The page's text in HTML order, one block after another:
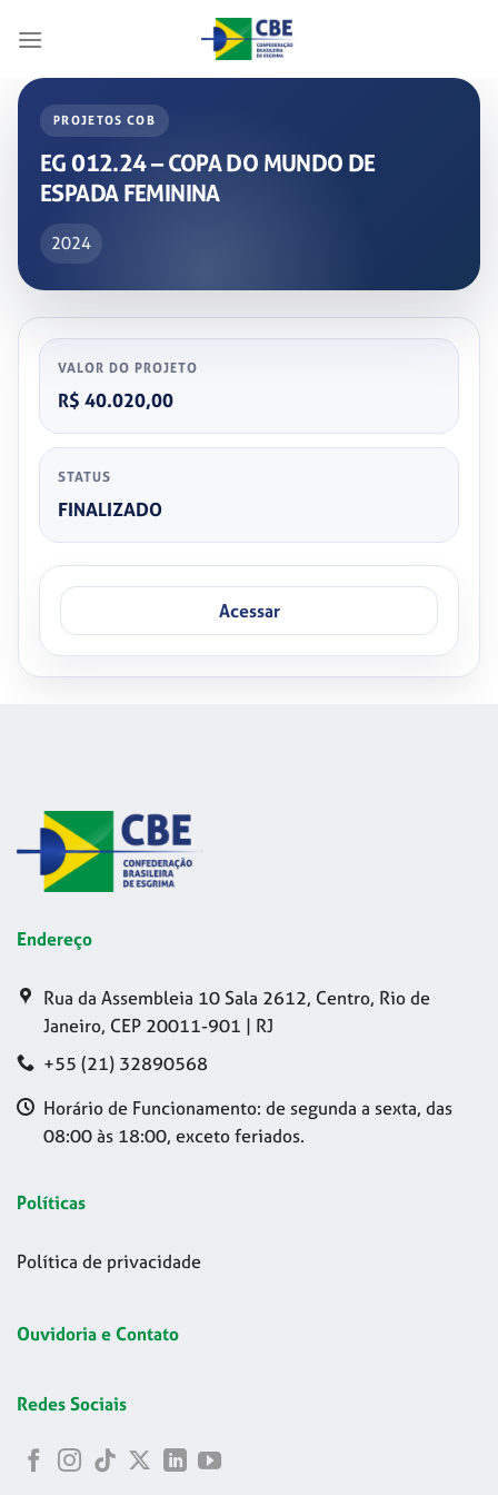
PROJETOS COB
EG 012.24 – COPA DO MUNDO DE
ESPADA FEMININA
2024
VALOR DO PROJETO
R$ 40.020,00
STATUS
FINALIZADO
Acessar
Endereço
Rua da Assembleia 10 Sala 2612, Centro, Rio de
Janeiro, CEP 20011-901 | RJ
+55 (21) 32890568
Horário de Funcionamento: de segunda a sexta, das
08:00 às 18:00, exceto feriados.
Políticas
Política de privacidade
Ouvidoria e Contato
Redes Sociais